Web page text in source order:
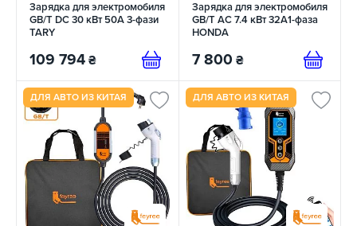
Зарядка для электромобиля
GB/T DC 30 кВт 50А 3-фази
TARY
109 794 ₴
Зарядка для электромобиля
GB/T AC 7.4 кВт 32A1-фаза
HONDA
7 800 ₴
ДЛЯ АВТО ИЗ КИТАЯ ДЛЯ АВТО ИЗ КИТАЯ